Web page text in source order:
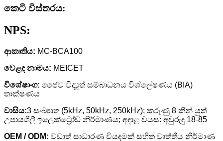
කෙටි විස්තරය:
NPS:
ආකෘතිය: MC-BCA100
වෙළඳ නාමය: MEICET
විශේෂාංග: ජෛව විද්‍යුත් සම්බාධනය විශ්ලේෂණය (BIA)
තාක්ෂණය
වාසිය:3 සංඛ්‍යාත (5kHz, 50kHz, 250kHz); කරුණු 8 කින් යුත්
උපායශීලී ඉලෙක්ට්‍රෝඩ නිර්මාණය; අදාළ වයස: අවුරුදු 18-85
OEM / ODM: වඩාත් සාධාරණ වියදමක් සහිත වෘත්තීය නිර්මාණ